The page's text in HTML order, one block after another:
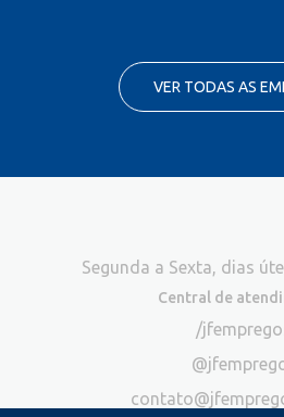
VER TODAS AS
Segunda a Sexta, dias
Central de
/